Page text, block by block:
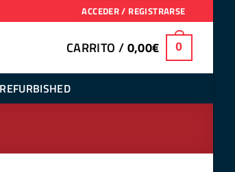
ACCEDER / REGISTRARSE
CARRITO /0,00€ 0